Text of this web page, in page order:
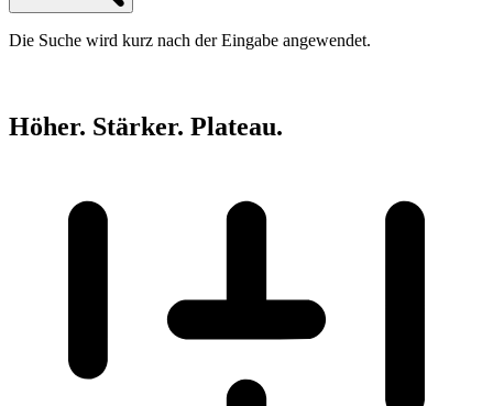
Die Suche wird kurz nach der Eingabe angewendet.
Höher. Stärker. Plateau.